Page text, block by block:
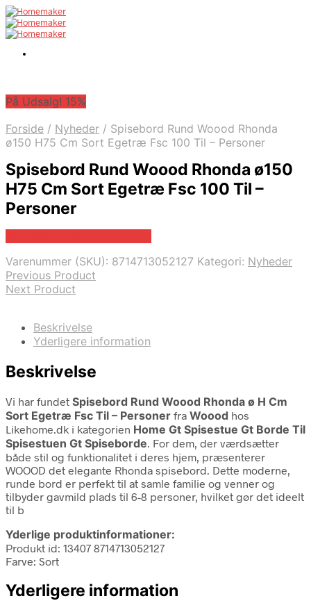
På Udsalg! 15%
Forside / Nyheder / Spisebord Rund Woood Rhonda
ø150 H75 Cm Sort Egetræ Fsc 100 Til – Personer
Spisebord Rund Woood Rhonda ø150
H75 Cm Sort Egetræ Fsc 100 Til –
Personer
Varenummer (SKU): 8714713052127 Kategori: Nyheder
Previous Product
Next Product
Beskrivelse
Yderligere information
Beskrivelse
Vi har fundet Spisebord Rund Woood Rhonda ø H Cm
Sort Egetræ Fsc Til – Personer fra Woood hos
Likehome.dk i kategorien Home Gt Spisestue Gt Borde Til
Spisestuen Gt Spiseborde. For dem, der værdsætter
både stil og funktionalitet i deres hjem, præsenterer
WOOOD det elegante Rhonda spisebord. Dette moderne,
runde bord er perfekt til at samle familie og venner og
tilbyder gavmild plads til 6-8 personer, hvilket gør det ideelt
til b
Yderlige produktinformationer:
Produkt id: 13407 8714713052127
Farve: Sort
Yderligere information